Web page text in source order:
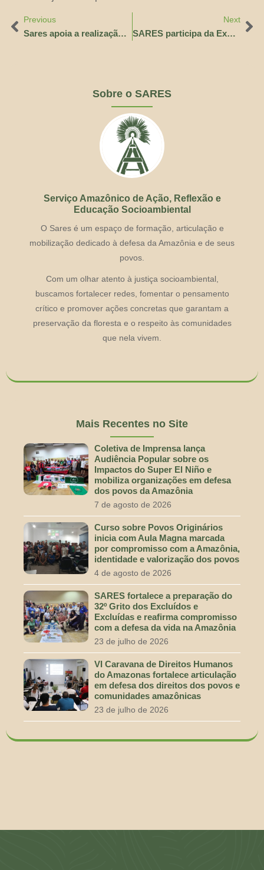
Previous
Sares apoia a realização da oficina “Raízes na Cidade” para fortalecer saúde mental e identidade da juventude indígena em Manaus
Next
SARES participa da Expedição à APA Floresta Manaós e reforça a defesa das áreas protegidas em Manaus
Sobre o SARES
Serviço Amazônico de Ação, Reflexão e
Educação Socioambiental
O Sares é um espaço de formação, articulação e
mobilização dedicado à defesa da Amazônia e de seus
povos.
Com um olhar atento à justiça socioambiental,
buscamos fortalecer redes, fomentar o pensamento
crítico e promover ações concretas que garantam a
preservação da floresta e o respeito às comunidades
que nela vivem.
Mais Recentes no Site
Coletiva de Imprensa lança
Audiência Popular sobre os
Impactos do Super El Niño e
mobiliza organizações em defesa
dos povos da Amazônia
7 de agosto de 2026
Curso sobre Povos Originários
inicia com Aula Magna marcada
por compromisso com a Amazônia,
identidade e valorização dos povos
4 de agosto de 2026
SARES fortalece a preparação do
32º Grito dos Excluídos e
Excluídas e reafirma compromisso
com a defesa da vida na Amazônia
23 de julho de 2026
VI Caravana de Direitos Humanos
do Amazonas fortalece articulação
em defesa dos direitos dos povos e
comunidades amazônicas
23 de julho de 2026